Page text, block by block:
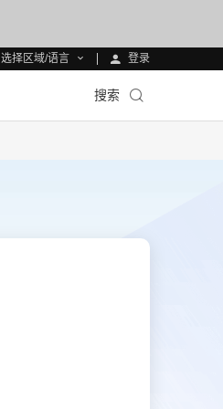
选择区域/语言 登录
搜索